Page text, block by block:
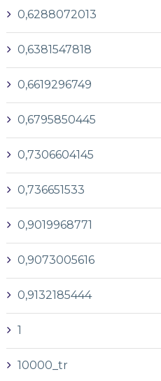
0,6288072013
0,6381547818
0,6619296749
0,6795850445
0,7306604145
0,736651533
0,9019968771
0,9073005616
0,9132185444
1
10000_tr